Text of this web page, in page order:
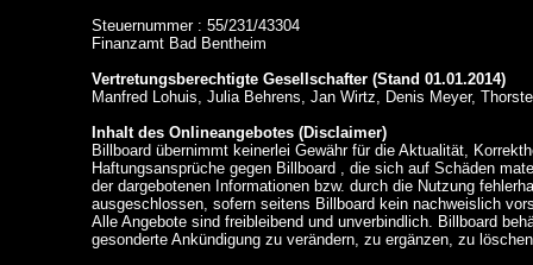
Steuernummer : 55/231/43304
Finanzamt Bad Bentheim
Vertretungsberechtigte Gesellschafter (Stand 01.01.2014)
Manfred Lohuis, Julia Behrens, Jan Wirtz, Denis Meyer,
Inhalt des Onlineangebotes (Disclaimer)
Billboard übernimmt keinerlei Gewähr für die Aktualität,
Haftungsansprüche gegen Billboard , die sich auf Schäden
der dargebotenen Informationen bzw. durch die Nutzung
ausgeschlossen, sofern seitens Billboard kein nachweislich
Alle Angebote sind freibleibend und unverbindlich. Billboard
gesonderte Ankündigung zu verändern, zu ergänzen, zu